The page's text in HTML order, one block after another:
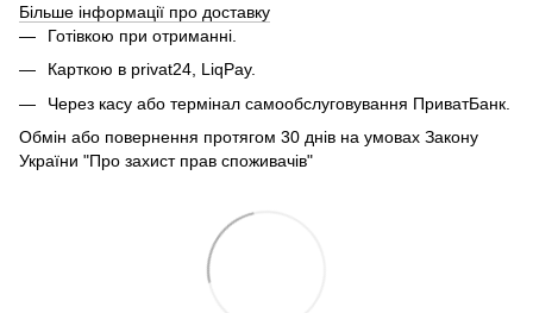
Більше інформації про доставку
Готівкою при отриманні.
Карткою в privat24, LiqPay.
Через касу або термінал самообслуговування ПриватБанк.
Обмін або повернення протягом 30 днів на умовах Закону
України "Про захист прав споживачів"